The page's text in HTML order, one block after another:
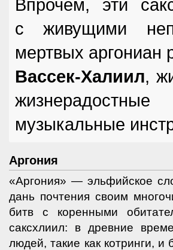
Впрочем, эти
с живущими
мертвых аргониан
Вассек-Халиил,
музыкальные
Аргония
«Аргония» — эльфийское
дань почтения своим
битв с коренными
саксхлиил: в древние
людей, такие как котринги,